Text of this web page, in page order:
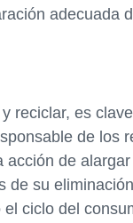
adecuada
reciclar, es
de los
de
su
ciclo del